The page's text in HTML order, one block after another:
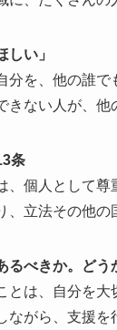
しい」
分を、他の誰で
きない人が、他
条
、個人として
、立法その他の
るべきか。どう
とは、自分を大
ながら、支援を